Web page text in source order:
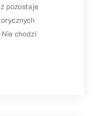
pozostaje
chodzi